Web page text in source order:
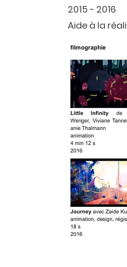
2015 - 2016
Aide à la